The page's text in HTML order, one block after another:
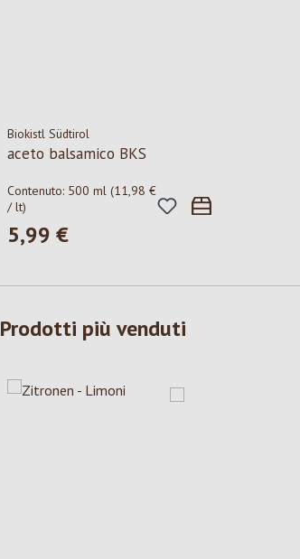
Biokistl Südtirol
aceto balsamico BKS
Contenuto: 500 ml (11,98 €
/ lt)
Prezzo normale:
5,99 €
Prodotti più venduti